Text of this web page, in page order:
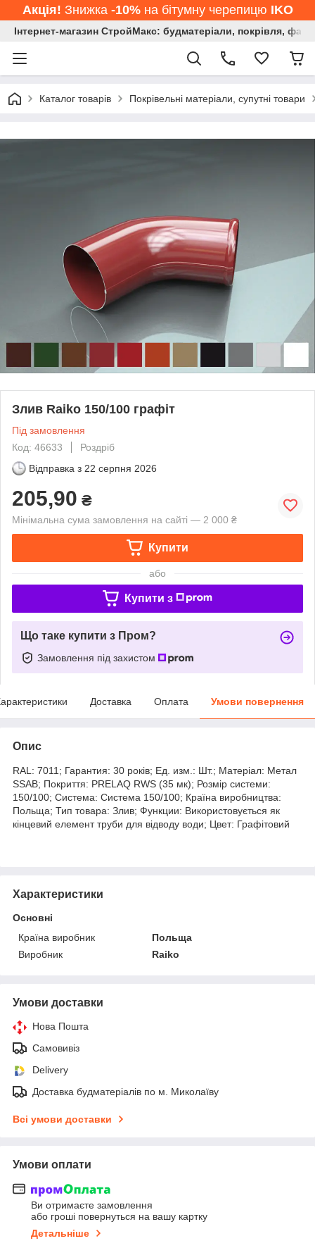
Акція! Знижка -10%на бітумну черепицю IKO
Інтернет-магазин СтройМакс: будматеріали, покрівля,
Каталог товарів Покрівельні матеріали, супутні товари
Злив Raiko 150/100 графіт
Під замовлення
Код: 46633
Роздріб
Відправка з 22 серпня 2026
205,90 ₴
Мінімальна сума замовлення на сайті — 2 000 ₴
Купити
або
Купити з
Що таке купити з Пром?
Замовлення під захистом
Доставка Оплата Умови повернення
Опис
RAL: 7011; Гарантия: 30 років; Ед. изм.: Шт.; Матеріал: Метал
SSAB; Покриття: PRELAQ RWS (35 мк); Розмір системи:
150/100; Система: Система 150/100; Країна виробництва:
Польща; Тип товара: Злив; Функции: Використовується як
кінцевий елемент труби для відводу води; Цвет: Графітовий
Характеристики
Основні
Країна виробник
Польща
Виробник
Raiko
Умови доставки
Нова Пошта
Самовивіз
Delivery
Доставка будматеріалів по м. Миколаїву
Всі умови доставки
Умови оплати
Ви отримаєте замовлення
або гроші повернуться на вашу картку
Детальніше